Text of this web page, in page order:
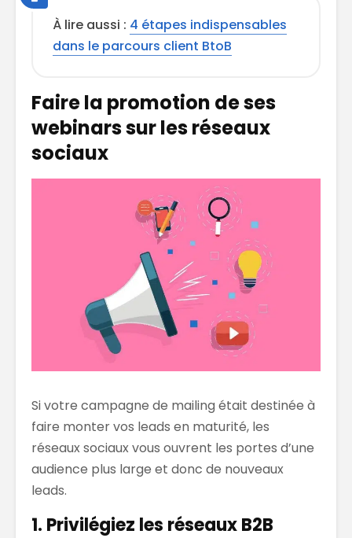
À lire aussi : 4 étapes indispensables
dans le parcours client BtoB
Faire la promotion de ses
webinars sur les réseaux
sociaux
Si votre campagne de mailing était destinée à
faire monter vos leads en maturité, les
réseaux sociaux vous ouvrent les portes d’une
audience plus large et donc de nouveaux
leads.
1. Privilégiez les réseaux B2B